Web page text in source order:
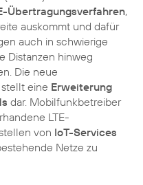
Übertragungsverfahren,
auskommt und dafür
auch in schwierige
Distanzen hinweg
Die neue
eine Erweiterung
dar. Mobilfunkbetreiber
LTE-
von IoT-Services
Netze zu